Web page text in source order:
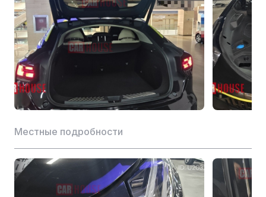
Тип трансмиссии Автомат
Описание трансмиссии Автоматическая КПП (AT)
Передача
8-ступенчатая
механическая
Количество передач 8
Количество дверей (шт.) 5 дверей
Количество мест (шт.) 5
Местные подробности